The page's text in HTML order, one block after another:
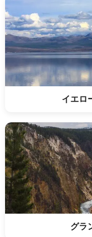
イエロ
グラ